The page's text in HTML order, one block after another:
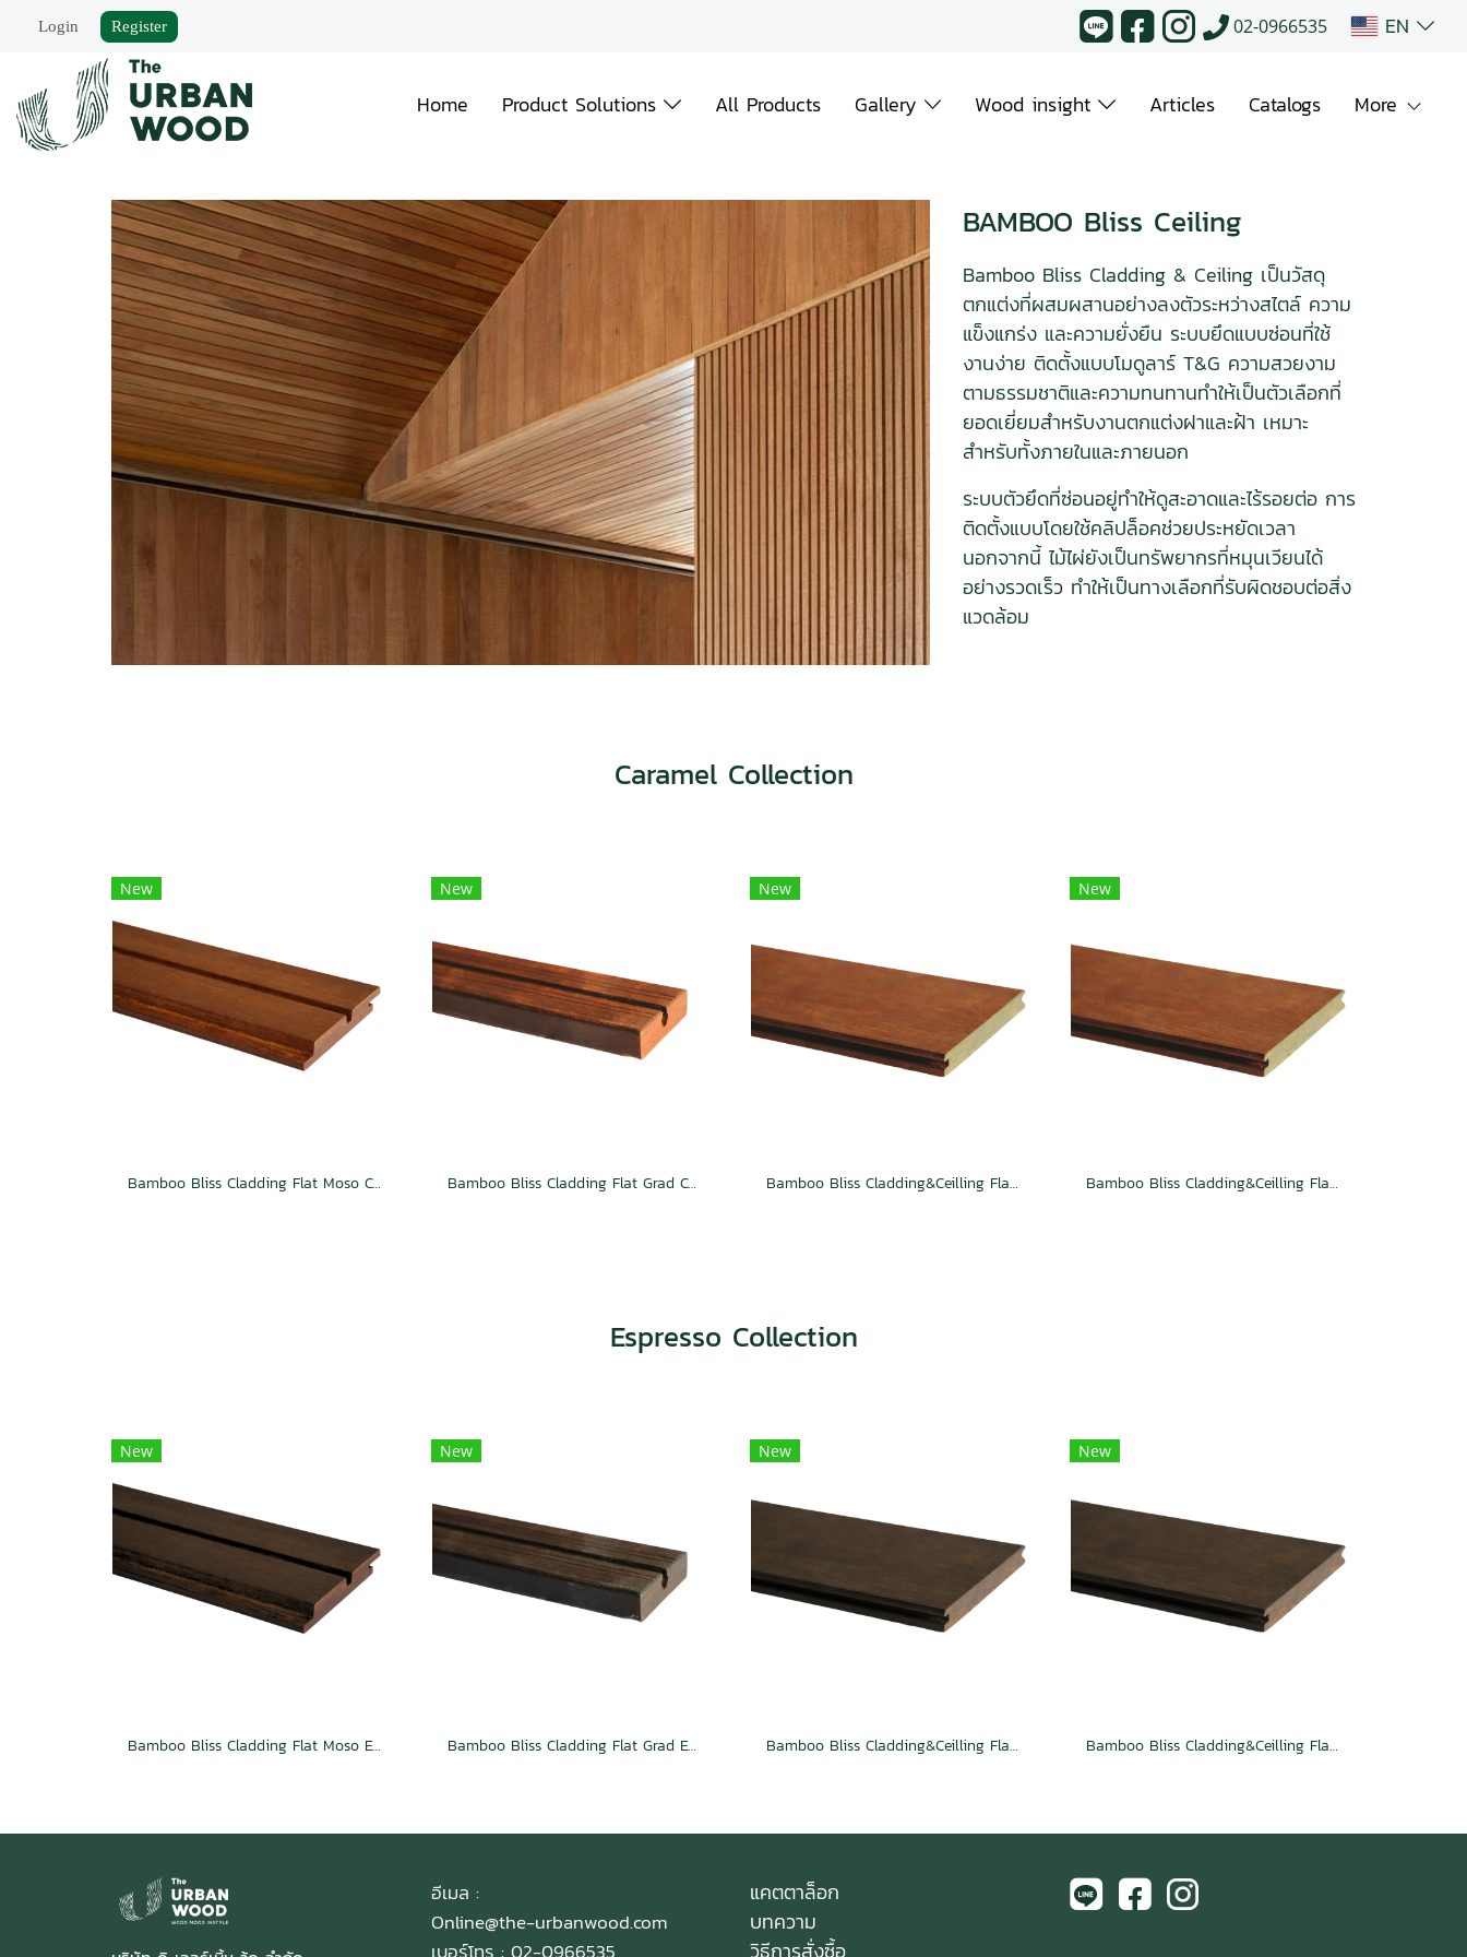
Login Register 02-0966535 EN
Home Product Solutions All Products Gallery Wood insight Articles Catalogs More
BAMBOO Bliss Ceiling
Bamboo Bliss Cladding & Ceiling เป็นวัสดุ
ตกแต่งที่ผสมผสานอย่างลงตัวระหว่างสไตล์ ความ
แข็งแกร่ง และความยั่งยืน ระบบยึดแบบซ่อนที่ใช้
งานง่าย ติดตั้งแบบโมดูลาร์ T&G ความสวยงาม
ตามธรรมชาติและความทนทานทำให้เป็นตัวเลือกที่
ยอดเยี่ยมสำหรับงานตกแต่งฝาและฝ้า เหมาะ
สำหรับทั้งภายในและภายนอก
ระบบตัวยึดที่ซ่อนอยู่ทำให้ดูสะอาดและไร้รอยต่อ การ
ติดตั้งแบบโดยใช้คลิปล็อคช่วยประหยัดเวลา
นอกจากนี้ ไม้ไผ่ยังเป็นทรัพยากรที่หมุนเวียนได้
อย่างรวดเร็ว ทำให้เป็นทางเลือกที่รับผิดชอบต่อสิ่ง
แวดล้อม
Caramel Collection
New
Bamboo Bliss Cladding Flat Moso Caramel
New
Bamboo Bliss Cladding Flat Grad Caramel
New
Bamboo Bliss Cladding&Ceilling Flat TG Caramel
New
Bamboo Bliss Cladding&Ceilling Flat 2S Groove Caramel
Espresso Collection
New
Bamboo Bliss Cladding Flat Moso Espresso
New
Bamboo Bliss Cladding Flat Grad Espresso
New
Bamboo Bliss Cladding&Ceilling Flat TG Espresso
New
Bamboo Bliss Cladding&Ceilling Flat 2S Groove Espresso
อีเมล :
Online@the-urbanwood.com
แคตตาล็อก
บทความ
วิธีการสั่งซื้อ